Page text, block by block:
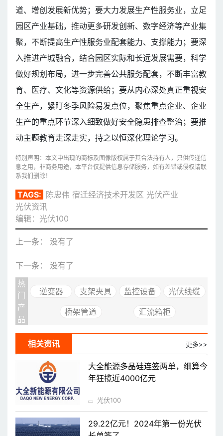
道、增创发展新优势；要大力发展生产性服务业，立足
园区产业基础，推动更多研发创新、数字经济等产业集
聚，不断提高生产性服务业配套能力、支撑能力；要深
入推进产城融合，结合园区实际和长远发展需要，科学
做好规划布局，进一步完善公共服务配套，不断丰富教
育、医疗、文化等资源供给；要从内心深处真正重视安
全生产，紧盯冬季风险易发点位，聚焦重点企业、企业
生产的重点环节深入细致做好安全隐患排查整治；要推
动主题教育走深走实，持之以恒深化理论学习。
特别声明：本文中出现的商标及图像版权属于其合法持有人，只供传递信
息之用，非商务用途，本平台仅提供信息存储服务，如有差错或侵权请联
系我们删除！
TAGS: 陈忠伟 宿迁经济技术开发区 光伏产业
光伏资讯
编辑：光伏100
上一条： 没有了
下一条： 没有了
热
门
产
品
逆变器 支架夹具 监控设备 光伏线缆
桥架管道 汇流箱柜
相关资讯 更多>>
大全能源多晶硅连签两单，细算今
年狂揽近4000亿元
光伏100
29.22亿元！2024年第一份光伏